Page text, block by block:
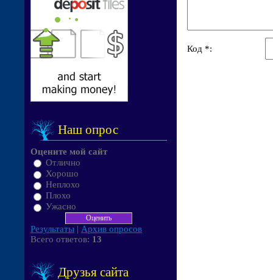
Наш опрос
Оцените мой сайт
Отлично
Хорошо
Неплохо
Плохо
Ужасно
Результаты | Архив опросов
Всего ответов: 13
Друзья сайта
Код *: